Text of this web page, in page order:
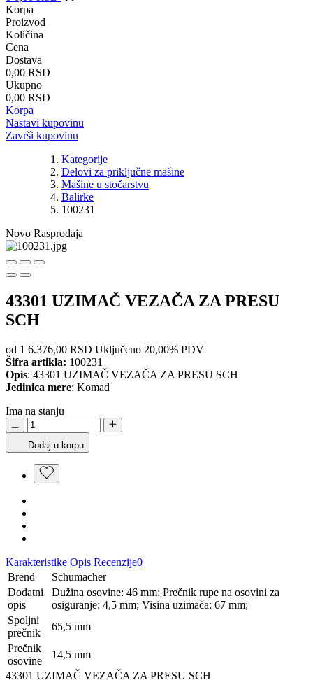
Korpa
Proizvod
Količina
Cena
Dostava
0,00 RSD
Ukupno
0,00 RSD
Korpa
Nastavi kupovinu
Završi kupovinu
Kategorije
Delovi za priključne mašine
Mašine u stočarstvu
Balirke
100231
Novo Rasprodaja
43301 UZIMAČ VEZAČA ZA PRESU
SCH
od 1 6.376,00 RSD Uključeno 20,00% PDV
Šifra artikla: 100231
Opis: 43301 UZIMAČ VEZAČA ZA PRESU SCH
Jedinica mere: Komad
Ima na stanju
Dodaj u korpu
Karakteristike Opis Recenzije0
Brend
Schumacher
Dodatni
opis
Dužina osovine: 46 mm; Prečnik rupe na osovini za
osiguranje: 4,5 mm; Visina uzimača: 67 mm;
Spoljni
prečnik
65,5 mm
Prečnik
osovine
14,5 mm
43301 UZIMAČ VEZAČA ZA PRESU SCH